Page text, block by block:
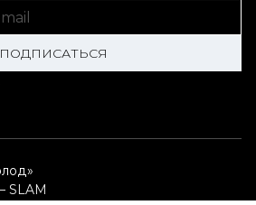
ПОДПИСАТЬСЯ
SLAM